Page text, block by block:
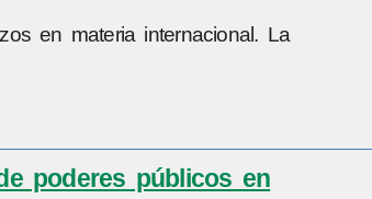
en materia internacional. La
poderes públicos en